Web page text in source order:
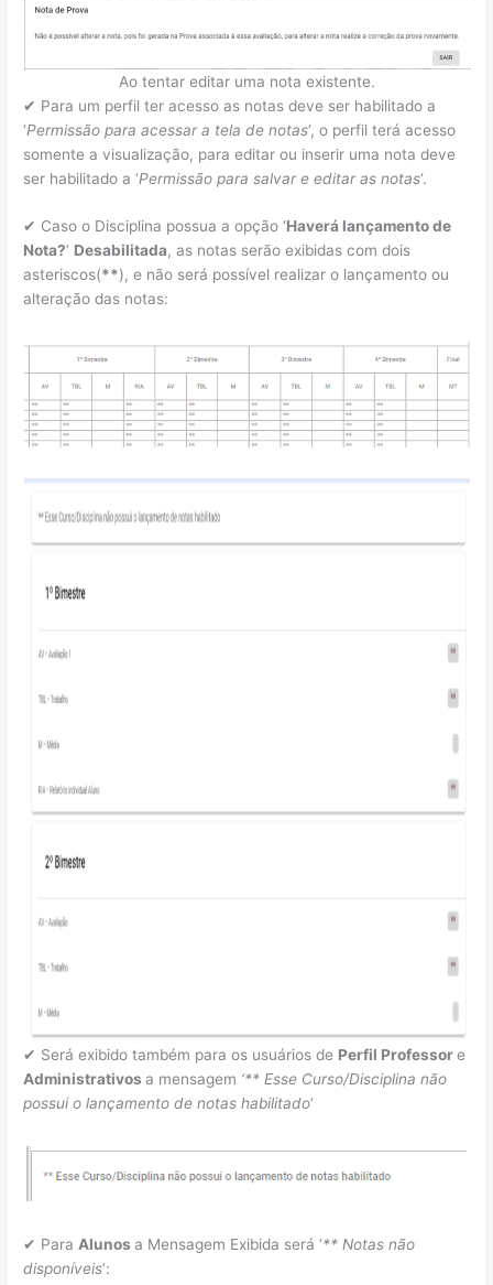
Ao tentar editar uma nota existente.
✔ Para um perfil ter acesso as notas deve ser habilitado a
‘Permissão para acessar a tela de notas‘, o perfil terá acesso
somente a visualização, para editar ou inserir uma nota deve
ser habilitado a ‘Permissão para salvar e editar as notas‘.
✔ Caso o Disciplina possua a opção ‘Haverá lançamento de
Nota?‘ Desabilitada, as notas serão exibidas com dois
asteriscos(**), e não será possível realizar o lançamento ou
alteração das notas:
✔ Será exibido também para os usuários de Perfil Professore
Administrativosa mensagem ‘** Esse Curso/Disciplina não
possui o lançamento de notas habilitado‘
✔ Para Alunosa Mensagem Exibida será ‘** Notas não
disponíveis‘: